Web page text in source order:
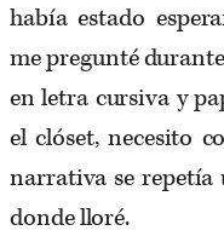
había estado
me pregunté
en letra cursiva y
el clóset, necesito
narrativa se repetía
donde lloré.